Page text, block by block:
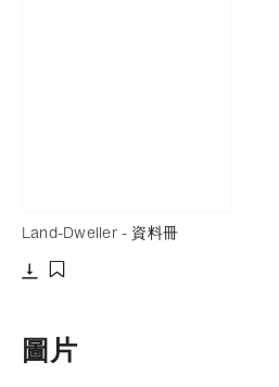
Land-Dweller - 資料冊
圖片